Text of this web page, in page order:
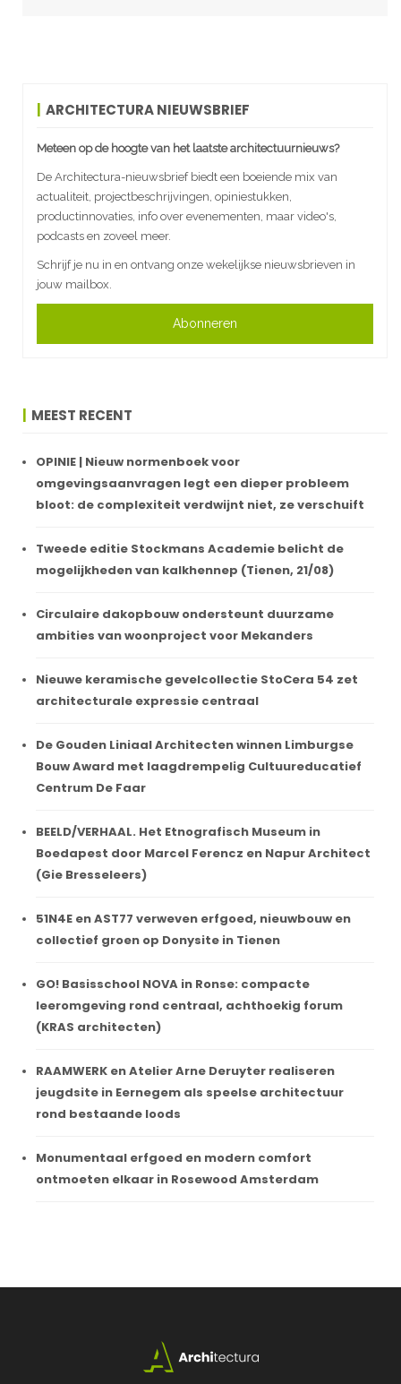
ARCHITECTURA NIEUWSBRIEF
Meteen op de hoogte van het laatste architectuurnieuws?
De Architectura-nieuwsbrief biedt een boeiende mix van
actualiteit, projectbeschrijvingen, opiniestukken,
productinnovaties, info over evenementen, maar video's,
podcasts en zoveel meer.
Schrijf je nu in en ontvang onze wekelijkse nieuwsbrieven in
jouw mailbox.
Abonneren
MEEST RECENT
OPINIE | Nieuw normenboek voor
omgevingsaanvragen legt een dieper probleem
bloot: de complexiteit verdwijnt niet, ze verschuift
Tweede editie Stockmans Academie belicht de
mogelijkheden van kalkhennep (Tienen, 21/08)
Circulaire dakopbouw ondersteunt duurzame
ambities van woonproject voor Mekanders
Nieuwe keramische gevelcollectie StoCera 54 zet
architecturale expressie centraal
De Gouden Liniaal Architecten winnen Limburgse
Bouw Award met laagdrempelig Cultuureducatief
Centrum De Faar
BEELD/VERHAAL. Het Etnografisch Museum in
Boedapest door Marcel Ferencz en Napur Architect
(Gie Bresseleers)
51N4E en AST77 verweven erfgoed, nieuwbouw en
collectief groen op Donysite in Tienen
GO! Basisschool NOVA in Ronse: compacte
leeromgeving rond centraal, achthoekig forum
(KRAS architecten)
RAAMWERK en Atelier Arne Deruyter realiseren
jeugdsite in Eernegem als speelse architectuur
rond bestaande loods
Monumentaal erfgoed en modern comfort
ontmoeten elkaar in Rosewood Amsterdam